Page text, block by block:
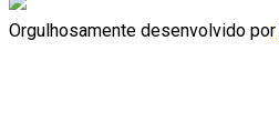
Orgulhosamente desenvolvido por